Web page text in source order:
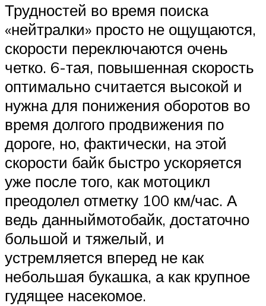
Трудностей во время поиска
«нейтралки» просто не ощущаются,
скорости переключаются очень
четко. 6-тая, повышенная скорость
оптимально считается высокой и
нужна для понижения оборотов во
время долгого продвижения по
дороге, но, фактически, на этой
скорости байк быстро ускоряется
уже после того, как мотоцикл
преодолел отметку 100 км/час. А
ведь данныймотобайк, достаточно
большой и тяжелый, и
устремляется вперед не как
небольшая букашка, а как крупное
гудящее насекомое.